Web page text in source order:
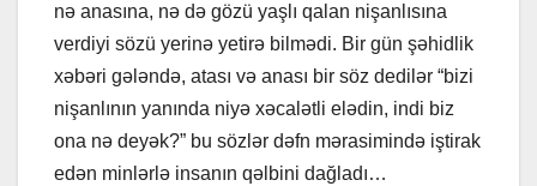
nə anasına, nə də gözü yaşlı qalan nişanlısına
verdiyi sözü yerinə yetirə bilmədi. Bir gün şəhidlik
xəbəri gələndə, atası və anası bir söz dedilər “bizi
nişanlının yanında niyə xəcalətli elədin, indi biz
ona nə deyək?” bu sözlər dəfn mərasimində iştirak
edən minlərlə insanın qəlbini dağladı…